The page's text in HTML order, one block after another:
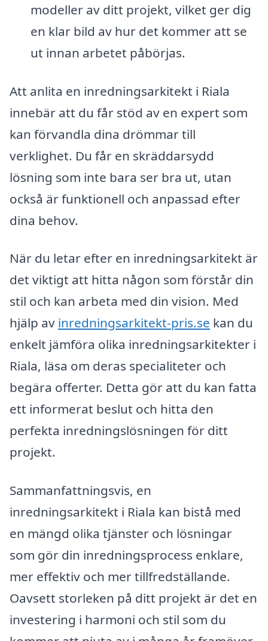
modeller av ditt projekt, vilket ger dig
en klar bild av hur det kommer att se
ut innan arbetet påbörjas.
Att anlita en inredningsarkitekt i Riala
innebär att du får stöd av en expert som
kan förvandla dina drömmar till
verklighet. Du får en skräddarsydd
lösning som inte bara ser bra ut, utan
också är funktionell och anpassad efter
dina behov.
När du letar efter en inredningsarkitekt är
det viktigt att hitta någon som förstår din
stil och kan arbeta med din vision. Med
hjälp av inredningsarkitekt-pris.se kan du
enkelt jämföra olika inredningsarkitekter i
Riala, läsa om deras specialiteter och
begära offerter. Detta gör att du kan fatta
ett informerat beslut och hitta den
perfekta inredningslösningen för ditt
projekt.
Sammanfattningsvis, en
inredningsarkitekt i Riala kan bistå med
en mängd olika tjänster och lösningar
som gör din inredningsprocess enklare,
mer effektiv och mer tillfredställande.
Oavsett storleken på ditt projekt är det en
investering i harmoni och stil som du